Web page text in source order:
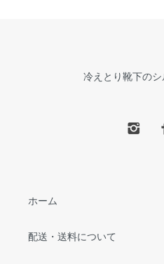
冷えとり靴下の
ホーム
配送・送料について